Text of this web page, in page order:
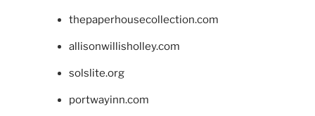
thepaperhousecollection.com
allisonwillisholley.com
solslite.org
portwayinn.com